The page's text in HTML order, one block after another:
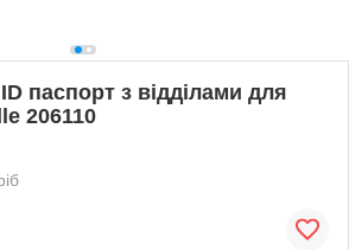
паспорт з відділами для
206110